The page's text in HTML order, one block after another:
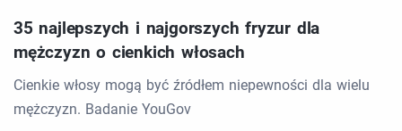
35 najlepszych i najgorszych fryzur dla
mężczyzn o cienkich włosach
Cienkie włosy mogą być źródłem niepewności dla wielu
mężczyzn. Badanie YouGov